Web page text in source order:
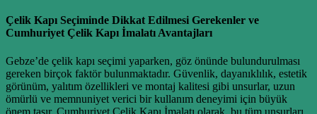
Çelik Kapı Seçiminde Dikkat Edilmesi Gerekenler ve
Cumhuriyet Çelik Kapı İmalatı Avantajları
Gebze’de çelik kapı seçimi yaparken, göz önünde bulundurulması
gereken birçok faktör bulunmaktadır. Güvenlik, dayanıklılık, estetik
görünüm, yalıtım özellikleri ve montaj kalitesi gibi unsurlar, uzun
ömürlü ve memnuniyet verici bir kullanım deneyimi için büyük
önem taşır. Cumhuriyet Çelik Kapı İmalatı olarak, bu tüm unsurları